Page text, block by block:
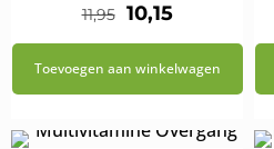
11,95 Oorspronkelijke
prijs
10,15Huidige
prijs
Toevoegen aan winkelwagen